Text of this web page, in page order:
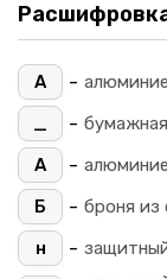
А -
_
-
А
-
Б
- броня из
н
-